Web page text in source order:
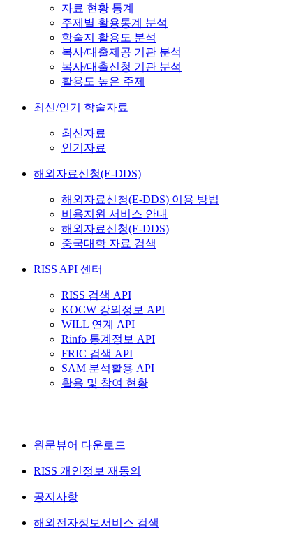
자료 현황 통계
주제별 활용통계 분석
학술지 활용도 분석
복사/대출제공 기관 분석
복사/대출신청 기관 분석
활용도 높은 주제
최신/인기 학술자료
최신자료
인기자료
해외자료신청(E-DDS)
해외자료신청(E-DDS) 이용 방법
비용지원 서비스 안내
해외자료신청(E-DDS)
중국대학 자료 검색
RISS API 센터
RISS 검색 API
KOCW 강의정보 API
WILL 연계 API
Rinfo 통계정보 API
FRIC 검색 API
SAM 분석활용 API
활용 및 참여 현황
원문뷰어 다운로드
RISS 개인정보 재동의
공지사항
해외전자정보서비스 검색